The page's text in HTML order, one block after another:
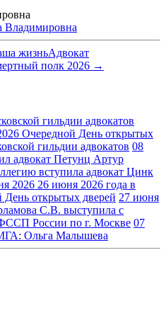
Владимировна
жизньАдвокат
полк 2026 →
гильдии адвокатов
Очередной День открытых
гильдии адвокатов 08
адвокат Петунц Артур
вступила адвокат Цинк
2026 26 июня 2026 года в
открытых дверей 27 июня
С.В. выступила с
России по г. Москве 07
Ольга Малышева